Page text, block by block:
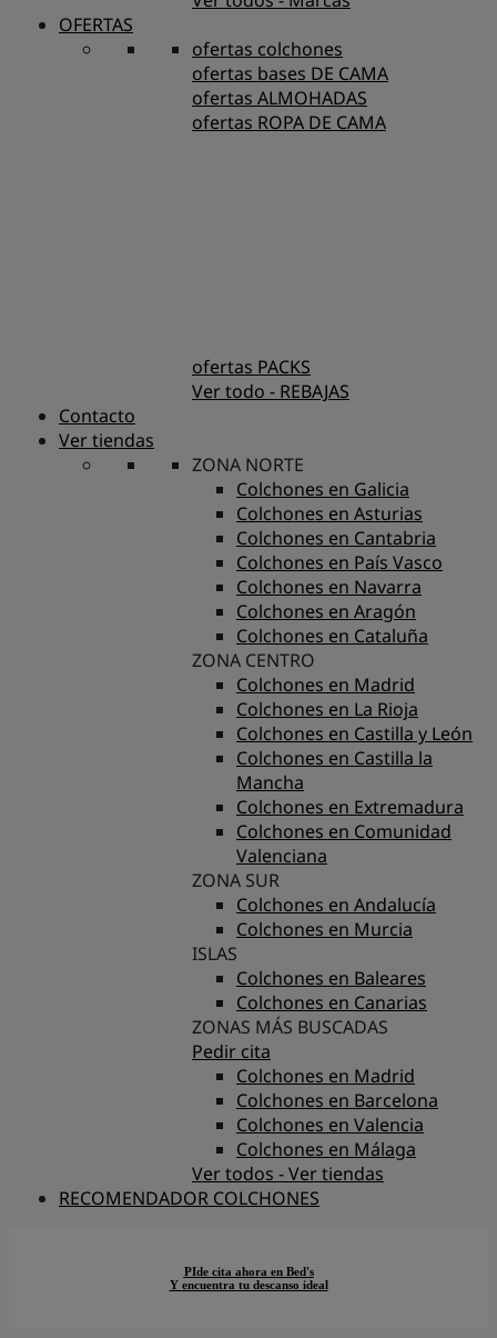
OFERTAS
ofertas colchones
ofertas bases DE CAMA
ofertas ALMOHADAS
ofertas ROPA DE CAMA
ofertas PACKS
Ver todo - REBAJAS
Contacto
Ver tiendas
ZONA NORTE
Colchones en Galicia
Colchones en Asturias
Colchones en Cantabria
Colchones en País Vasco
Colchones en Navarra
Colchones en Aragón
Colchones en Cataluña
ZONA CENTRO
Colchones en Madrid
Colchones en La Rioja
Colchones en Castilla y León
Colchones en Castilla la
Mancha
Colchones en Extremadura
Colchones en Comunidad
Valenciana
ZONA SUR
Colchones en Andalucía
Colchones en Murcia
ISLAS
Colchones en Baleares
Colchones en Canarias
ZONAS MÁS BUSCADAS
Pedir cita
Colchones en Madrid
Colchones en Barcelona
Colchones en Valencia
Colchones en Málaga
Ver todos - Ver tiendas
RECOMENDADOR COLCHONES
PIde cita ahora en Bed's
Y encuentra tu descanso ideal